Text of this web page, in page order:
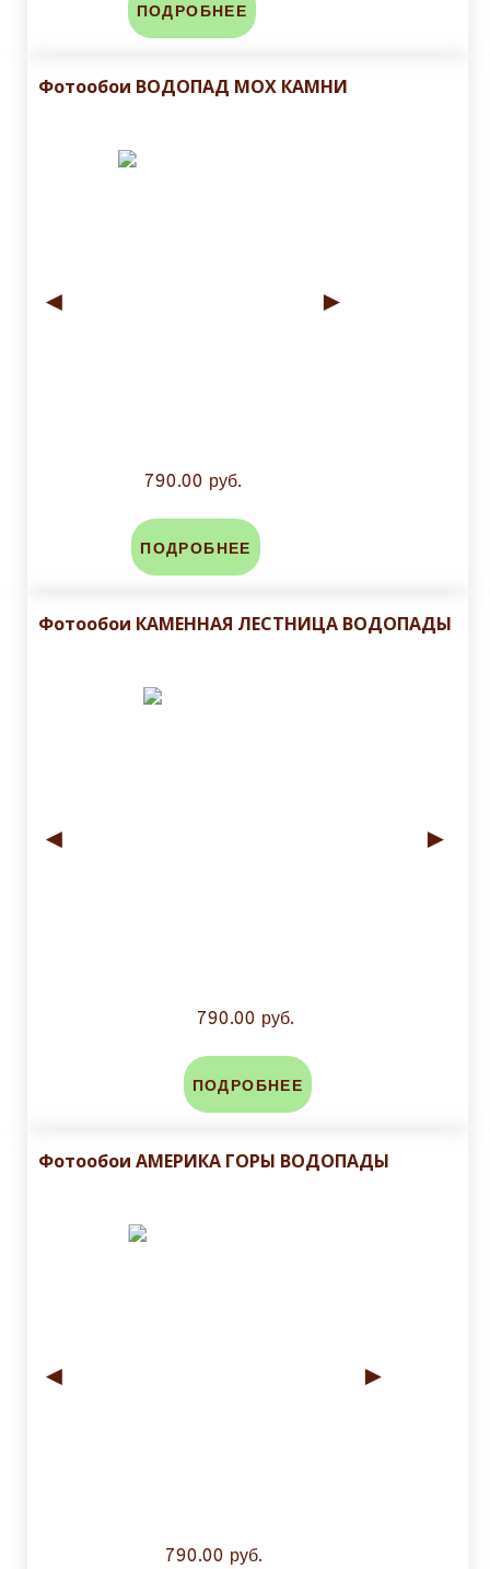
ПОДРОБНЕЕ
Фотообои ВОДОПАД МОХ КАМНИ
◄ ►
790.00 руб.
ПОДРОБНЕЕ
Фотообои КАМЕННАЯ ЛЕСТНИЦА ВОДОПАДЫ
◄ ►
790.00 руб.
ПОДРОБНЕЕ
Фотообои АМЕРИКА ГОРЫ ВОДОПАДЫ
◄ ►
790.00 руб.